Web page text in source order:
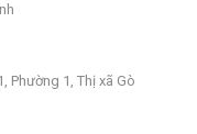
Phường 1, Thị xã Gò